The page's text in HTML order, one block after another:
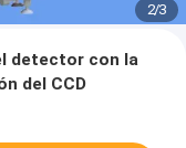
2/3
detector con la
del CCD